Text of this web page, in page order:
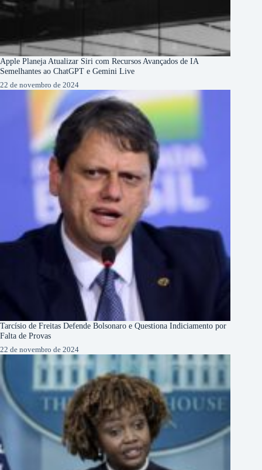
Apple Planeja Atualizar Siri com Recursos Avançados de IA
Semelhantes ao ChatGPT e Gemini Live
22 de novembro de 2024
Tarcísio de Freitas Defende Bolsonaro e Questiona Indiciamento por
Falta de Provas
22 de novembro de 2024